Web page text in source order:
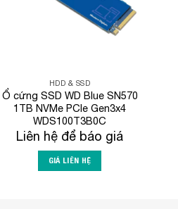
HDD & SSD
Ổ cứng SSD WD Blue SN570
1TB NVMe PCIe Gen3x4
WDS100T3B0C
Liên hệ để báo giá
GIÁ LIÊN HỆ